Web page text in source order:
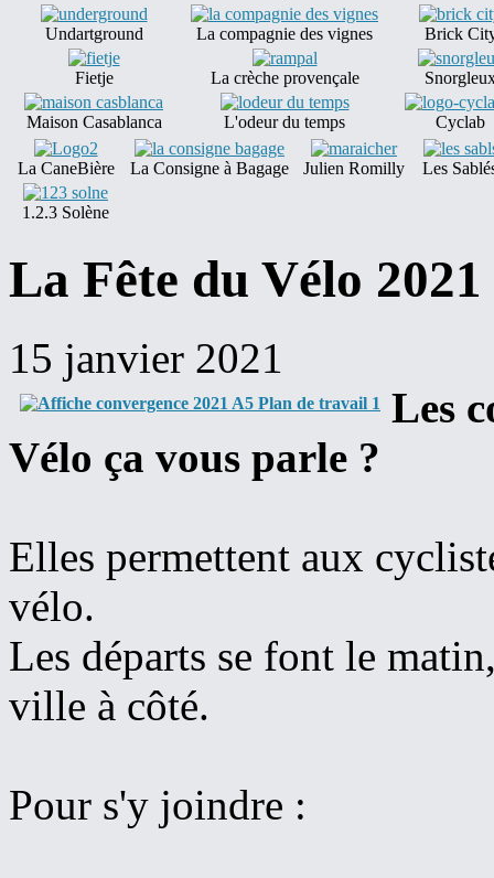
Undartground La compagnie des vignes Brick
Fietje La crèche provençale
Maison Casablanca L'odeur du temps Cyclab
La CaneBière La Consigne à Bagage Julien Romilly Les
1.2.3 Solène
La Fête du Vélo
15 janvier 2021
Les
Vélo ça vous parle ?
Elles permettent aux
vélo.
Les départs se font le
ville à côté.
Pour s'y joindre :